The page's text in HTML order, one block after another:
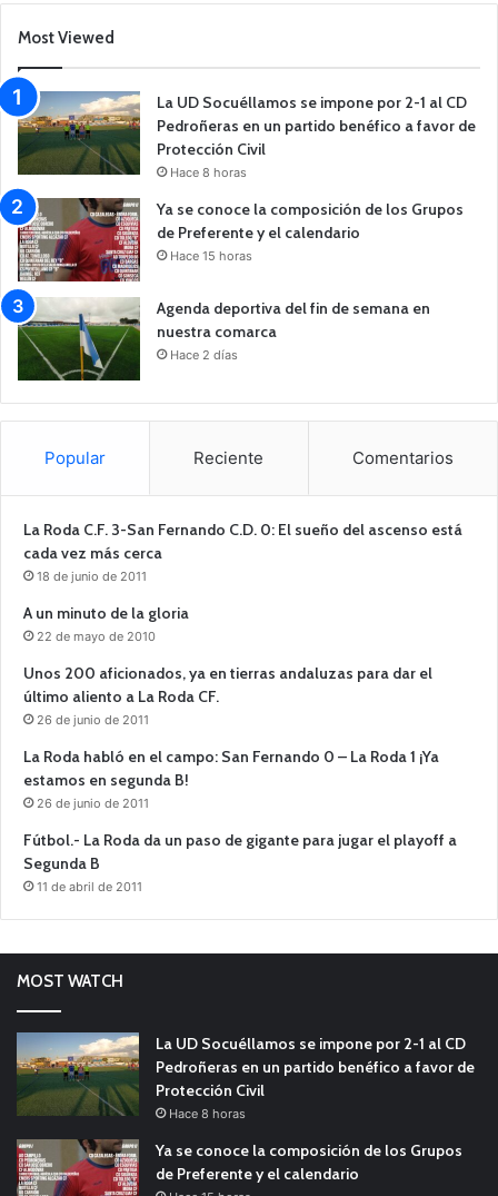
Most Viewed
La UD Socuéllamos se impone por 2-1 al CD
Pedroñeras en un partido benéfico a favor de
Protección Civil
Hace 8 horas
Ya se conoce la composición de los Grupos
de Preferente y el calendario
Hace 15 horas
Agenda deportiva del fin de semana en
nuestra comarca
Hace 2 días
Popular Reciente Comentarios
La Roda C.F. 3-San Fernando C.D. 0: El sueño del ascenso está
cada vez más cerca
18 de junio de 2011
A un minuto de la gloria
22 de mayo de 2010
Unos 200 aficionados, ya en tierras andaluzas para dar el
último aliento a La Roda CF.
26 de junio de 2011
La Roda habló en el campo: San Fernando 0 – La Roda 1 ¡Ya
estamos en segunda B!
26 de junio de 2011
Fútbol.- La Roda da un paso de gigante para jugar el playoff a
Segunda B
11 de abril de 2011
MOST WATCH
La UD Socuéllamos se impone por 2-1 al CD
Pedroñeras en un partido benéfico a favor de
Protección Civil
Hace 8 horas
Ya se conoce la composición de los Grupos
de Preferente y el calendario